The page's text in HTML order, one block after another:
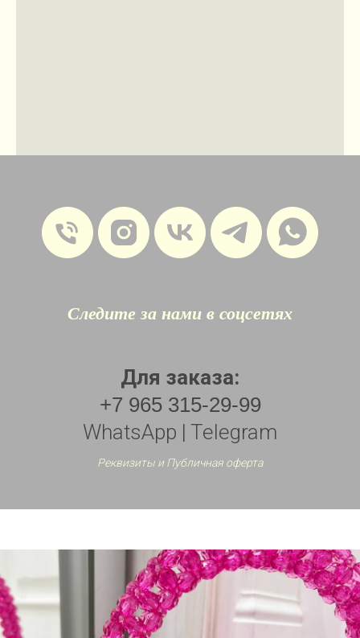
Следите за нами в соцсетях
Для заказа:
+7 965 315-29-99
WhatsApp | Telegram
Реквизиты и Публичная оферта